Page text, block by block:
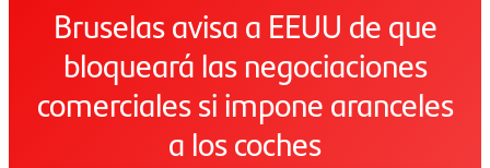
Bruselas avisa a EEUU de que
bloqueará las negociaciones
comerciales si impone aranceles
a los coches